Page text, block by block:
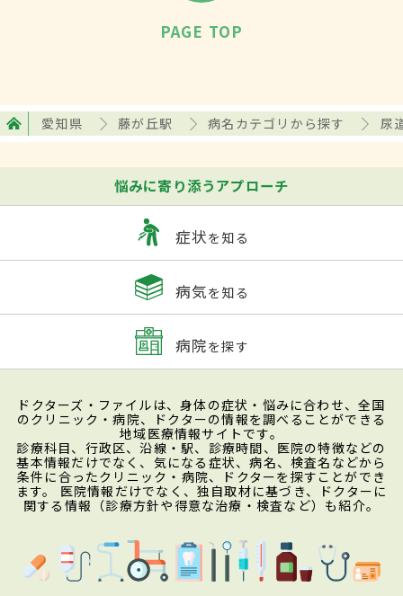
PAGE TOP
愛知県 藤が丘駅 病名カテゴリから探す 尿
悩みに寄り添うアプローチ
症状を知る
病気を知る
病院を探す
ドクターズ・ファイルは、身体の症状・悩みに合わせ、全国
のクリニック・病院、ドクターの情報を調べることができる
地域医療情報サイトです。
診療科目、行政区、沿線・駅、診療時間、医院の特徴などの
基本情報だけでなく、気になる症状、病名、検査名などから
条件に合ったクリニック・病院、ドクターを探すことができ
ます。 医院情報だけでなく、独自取材に基づき、ドクターに
関する情報（診療方針や得意な治療・検査など）も紹介。